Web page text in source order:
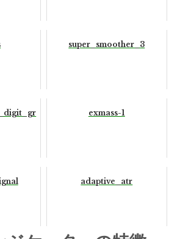
super_smoother_3
exmass-1
adaptive_atr